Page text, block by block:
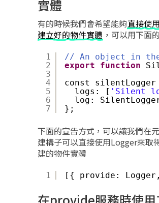
實體
有的時候我們會希望能夠直接使
建立好的物件實體 ，可以用下面
1
2
3
4
5
6
7
// An object in
export
function
const
logs: [ 'Silent
log:
};
下面的宣告方式，可以讓我們在
建構子可以直接使用Logger來取
建的物件實體
1 [{ provide:
在provide服務時使用